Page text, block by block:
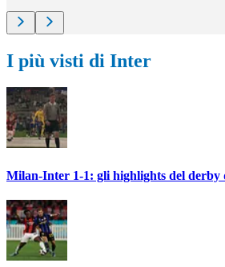
I più visti di Inter
Milan-Inter 1-1: gli highlights del derby